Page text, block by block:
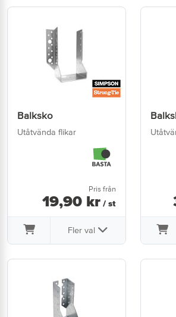
Balksko
Utåtvända flikar
Pris från
19,90 kr / st
Fler val